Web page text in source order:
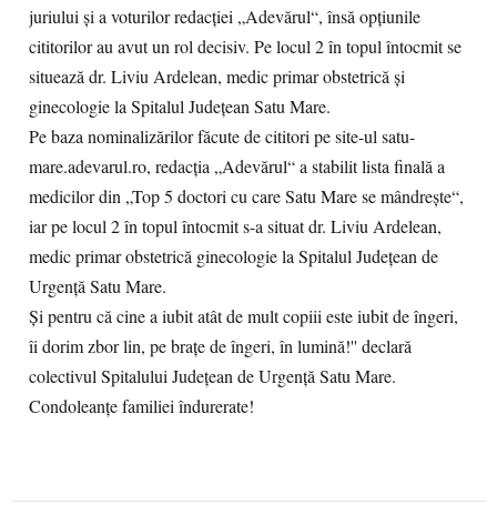
juriului şi a voturilor redacţiei „Adevărul“, însă opţiunile
cititorilor au avut un rol decisiv. Pe locul 2 în topul întocmit se
situează dr. Liviu Ardelean, medic primar obstetrică şi
ginecologie la Spitalul Judeţean Satu Mare.
Pe baza nominalizărilor făcute de cititori pe site-ul satu-
mare.adevarul.ro, redacţia „Adevărul“ a stabilit lista finală a
medicilor din „Top 5 doctori cu care Satu Mare se mândreşte“,
iar pe locul 2 în topul întocmit s-a situat dr. Liviu Ardelean,
medic primar obstetrică ginecologie la Spitalul Judeţean de
Urgență Satu Mare.
Și pentru că cine a iubit atât de mult copiii este iubit de îngeri,
îi dorim zbor lin, pe brațe de îngeri, în lumină!'' declară
colectivul Spitalului Județean de Urgență Satu Mare.
Condoleanțe familiei îndurerate!